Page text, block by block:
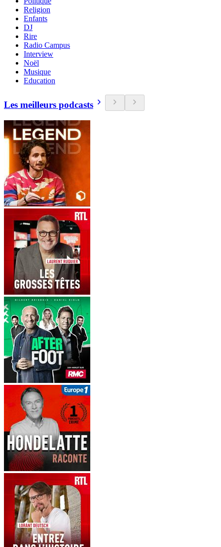
Religion
Enfants
DJ
Rire
Radio Campus
Interview
Noël
Musique
Education
Les meilleurs podcasts